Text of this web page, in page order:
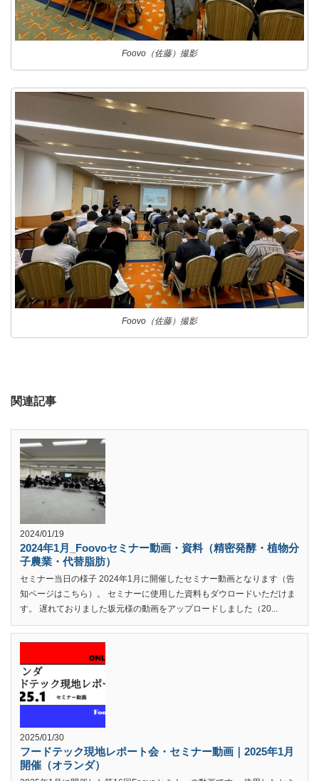
Foovo（佐藤）撮影
Foovo（佐藤）撮影
関連記事
2024/01/19
2024年1月_Foovoセミナー動画・資料（精密発酵・植物分
子農業・代替脂肪）
セミナー当日の様子 2024年1月に開催したセミナー動画となります（告
知ページはこちら）。 セミナーに使用した資料もダウロードいただけま
す。 遅れておりました坂元様の動画をアップロードしました（20...
2025/01/30
フードテック現地レポート会・セミナー動画｜2025年1月
開催（オランダ）